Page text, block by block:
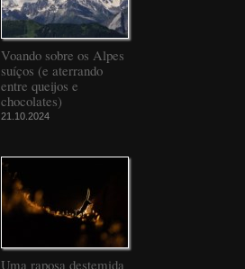
Voando sobre os Alpes
suíços (e aterrando
entre queijos e
chocolates)
21.10.2024
Uma raposa destemida